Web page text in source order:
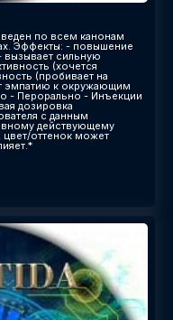
по всем канонам
Эффекты: - повышение
вызывает сильную
(хочется
(пробивает на
эмпатию к окружающим
- Перорально - Инъекции
дозировка
с данным
действующему
цвет/оттенок может